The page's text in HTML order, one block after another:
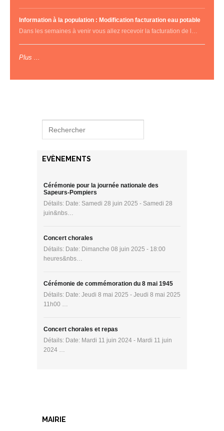
Information à la population : Modification facturation eau potable
Dans les semaines à venir vous allez recevoir la facturation de l…
Plus ...
EVÈNEMENTS
Cérémonie pour la journée nationale des
Sapeurs-Pompiers
Détails: Date: Samedi 28 juin 2025 - Samedi 28
juin&nbs…
Concert chorales
Détails: Date: Dimanche 08 juin 2025 - 18:00
heures&nbs…
Cérémonie de commémoration du 8 mai 1945
Détails: Date: Jeudi 8 mai 2025 - Jeudi 8 mai 2025
11h00 …
Concert chorales et repas
Détails: Date: Mardi 11 juin 2024 - Mardi 11 juin
2024 …
MAIRIE